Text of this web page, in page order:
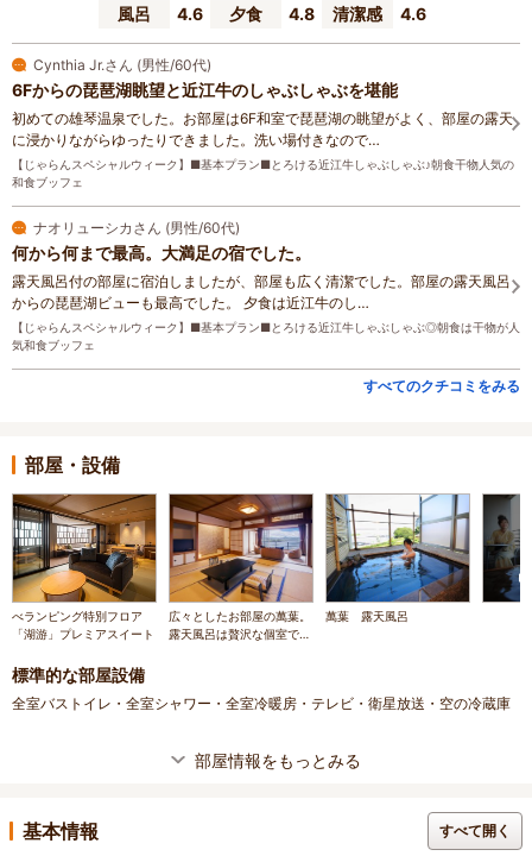
風呂
4.6 夕食 4.8 清潔感 4.6
Cynthia Jr.さん (男性/60代)
6Fからの琵琶湖眺望と近江牛のしゃぶしゃぶを堪能
初めての雄琴温泉でした。お部屋は6F和室で琵琶湖の眺望がよく、部屋の露天
に浸かりながらゆったりできました。洗い場付きなので…
【じゃらんスペシャルウィーク】■基本プラン■とろける近江牛しゃぶしゃぶ♪朝食干物人気の
和食ブッフェ
ナオリューシカさん (男性/60代)
何から何まで最高。大満足の宿でした。
露天風呂付の部屋に宿泊しましたが、部屋も広く清潔でした。部屋の露天風呂
からの琵琶湖ビューも最高でした。 夕食は近江牛のし…
【じゃらんスペシャルウィーク】■基本プラン■とろける近江牛しゃぶしゃぶ◎朝食は干物が人
気和食ブッフェ
すべてのクチコミをみる
部屋・設備
べランピング特別フロア
「湖游」プレミアスイート
広々としたお部屋の萬葉。
露天風呂は贅沢な個室で
萬葉 露天風呂
標準的な部屋設備
全室バストイレ・全室シャワー・全室冷暖房・テレビ・衛星放送・空の冷蔵庫
部屋情報をもっとみる
基本情報 すべて開く